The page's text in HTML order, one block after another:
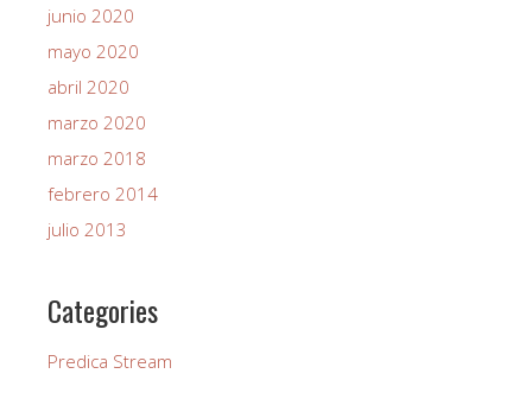
junio 2020
mayo 2020
abril 2020
marzo 2020
marzo 2018
febrero 2014
julio 2013
Categories
Predica Stream